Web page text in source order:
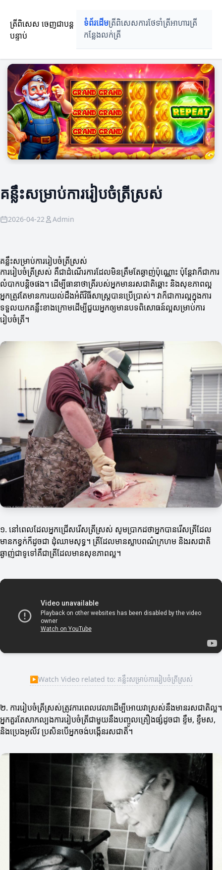
ត្រីពិសេស ចេញជាបន្ត
បន្ទាប់
ទំព័រដើមត្រីពិសេសការថែទាំត្រីអាហារត្រី
កន្លែងលក់ត្រី
គន្លឹះសម្រាប់ការរៀបចំត្រីស្រស់
2026-04-22 Admin
គន្លឹះសម្រាប់ការរៀបចំត្រីស្រស់
ការរៀបចំត្រីស្រស់ គឺជាដំណើរការដែលមិនត្រឹមតែឆ្ងាញ់ប៉ុណ្ណោះ ប៉ុន្តែវាក៏ជាការ
លំបាកបន្តិចផង។ ដើម្បីធានាថាត្រីរបស់អ្នកមានរសជាតិឆ្ពោះ និងសុខភាពល្អ
អ្នកត្រូវតែមានការយល់ដឹងអំពីវិធីសាស្ត្របានប្រើប្រាស់។ វាក៏ជាការល្អក្នុងការ
ទទួលយកគន្លឹះខាងក្រោមដើម្បីជួយអ្នកឲ្យមានបទពិសោធន៍ល្អសម្រាប់ការ
រៀបចំត្រី។
១. នៅពេលដែលអ្នកជ្រើសរើសត្រីស្រស់ សូមប្រាកដថាអ្នកបានរើសត្រីដែល
មានកខ្វក់ក៏ដូចជា ដុំឈាមសុទ្ធ។ ត្រីដែលមានស្លាបពណ៌ក្រហម និងរសជាតិ
ឆ្ងាញ់ជាទូទៅគឺជាត្រីដែលមានសុខភាពល្អ។
▶Watch Video related to: គន្លឹះសម្រាប់ការរៀបចំត្រីស្រស់
២. ការរៀបចំត្រីស្រស់ត្រូវការពេលវេលាដើម្បីអោយវាស្រស់នឹងមានរសជាតិល្អ។
អ្នកគួរតែសាកល្បងការរៀបចំត្រីជាមួយនឹងបញ្ចូលគ្រឿងផ្សំដូចជា ខ្ទឹម, ខ្ទឹមស,
និងប្រេងអូលីវ ប្រសិនបើអ្នកចង់បង្កើនរសជាតិ។